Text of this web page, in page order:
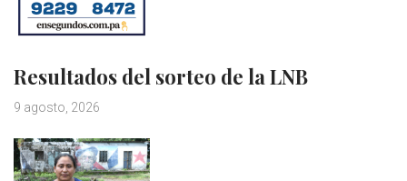
Resultados del sorteo de la LNB
9 agosto, 2026